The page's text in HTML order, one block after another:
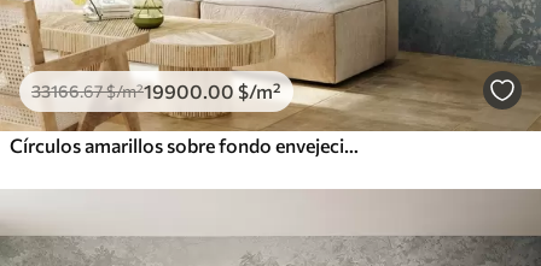
33166.67$/m²19900 .00 $/m²